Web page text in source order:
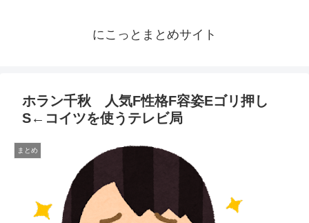
にこっとまとめサイト
ホラン千秋 人気F性格F容姿Eゴリ押し
S←コイツを使うテレビ局
まとめ